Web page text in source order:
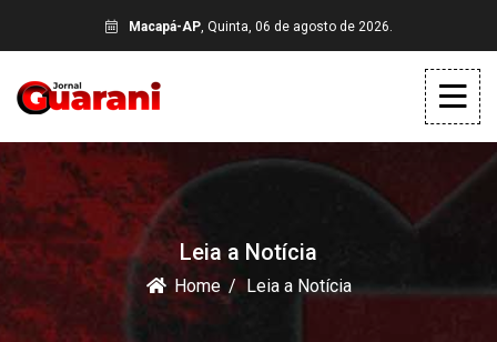
Macapá-AP, Quinta, 06 de agosto de 2026.
Leia a Notícia
Home Leia a Notícia